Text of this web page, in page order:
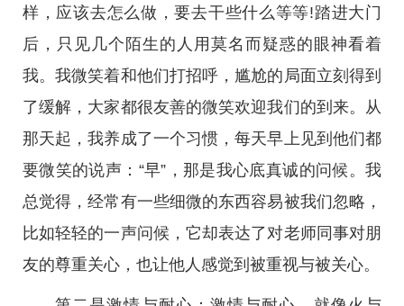
样，应该去怎么做，要去干些什么等等!踏进大门
后，只见几个陌生的人用莫名而疑惑的眼神看着
我。我微笑着和他们打招呼，尴尬的局面立刻得到
了缓解，大家都很友善的微笑欢迎我们的到来。从
那天起，我养成了一个习惯，每天早上见到他们都
要微笑的说声：“早”，那是我心底真诚的问候。我
总觉得，经常有一些细微的东西容易被我们忽略，
比如轻轻的一声问候，它却表达了对老师同事对朋
友的尊重关心，也让他人感觉到被重视与被关心。